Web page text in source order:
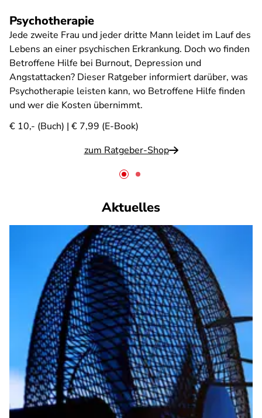
Psychotherapie
Jede zweite Frau und jeder dritte Mann leidet im Lauf des
Lebens an einer psychischen Erkrankung. Doch wo finden
Betroffene Hilfe bei Burnout, Depression und
Angstattacken? Dieser Ratgeber informiert darüber, was
Psychotherapie leisten kann, wo Betroffene Hilfe finden
und wer die Kosten übernimmt.
€ 10,- (Buch) | € 7,99 (E-Book)
zum Ratgeber-Shop
Aktuelles